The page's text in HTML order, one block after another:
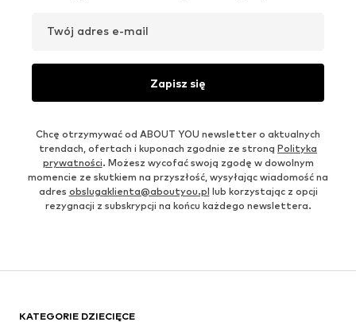
Twój adres e-mail
Zapisz się
Chcę otrzymywać od ABOUT YOU newsletter o aktualnych
trendach, ofertach i kuponach zgodnie ze stroną Polityka
prywatności. Możesz wycofać swoją zgodę w dowolnym
momencie ze skutkiem na przyszłość, wysyłając wiadomość na
adres obslugaklienta@aboutyou.pl lub korzystając z opcji
rezygnacji z subskrypcji na końcu każdego newslettera.
KATEGORIE DZIECIĘCE